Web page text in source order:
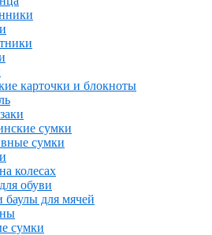
карточки и блокноты
сумки
сумки
колесах
обуви
баулы для мячей
сумки